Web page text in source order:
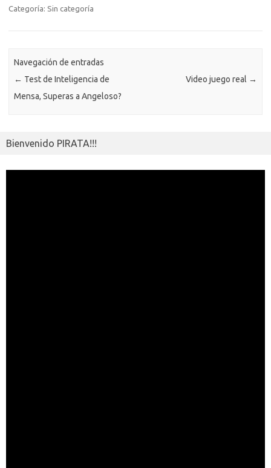
b
k
r
Li
ki
m
ti
r
Categoría: Sin categoría
Navegación de entradas
← Test de Inteligencia de
Mensa, Superas a Angeloso?
Video juego real →
Bienvenido PIRATA!!!